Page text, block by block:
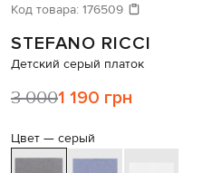
Код товара: 176509
STEFANO RICCI
Детский серый платок
3 0001 190 грн
Цвет — серый